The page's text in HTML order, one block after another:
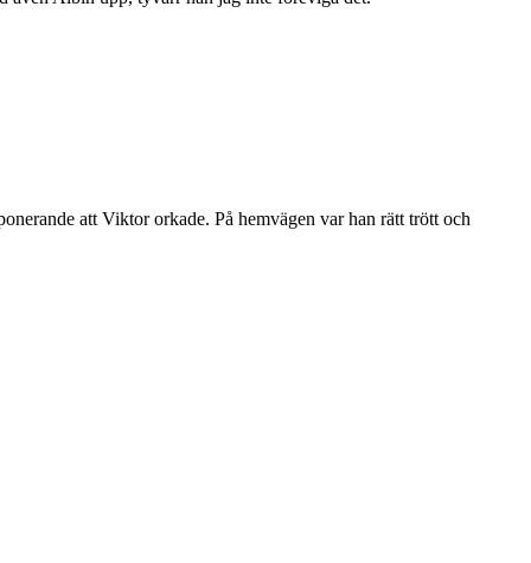
att Viktor orkade. På hemvägen var han rätt trött och